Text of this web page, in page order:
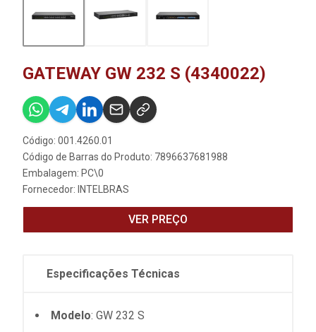
GATEWAY GW 232 S (4340022)
Código: 001.4260.01
Código de Barras do Produto: 7896637681988
Embalagem: PC\0
Fornecedor: INTELBRAS
VER PREÇO
Especificações Técnicas
Modelo: GW 232 S